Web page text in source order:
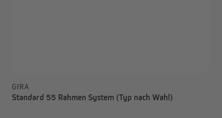
GIRA
Standard 55 Rahmen System (Typ nach Wahl)